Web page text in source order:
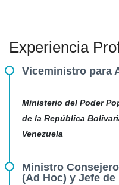
Experiencia
Viceministro para
Ministerio del Poder
de la República
Venezuela
Ministro
(Ad Hoc) y Jefe de